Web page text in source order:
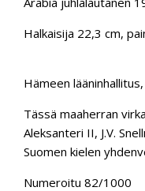
Halkaisija 22,3 cm,
Hämeen
Tässä maaherran
Aleksanteri II, J.V.
Suomen kielen
Numeroitu 82/1000